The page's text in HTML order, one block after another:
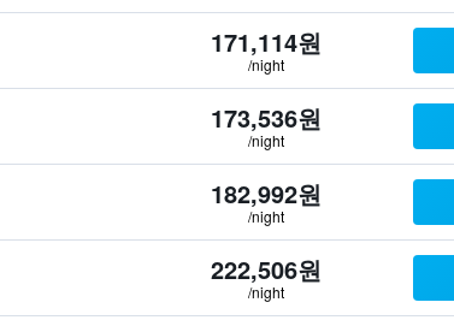
171,114원
/night
173,536원
/night
182,992원
/night
222,506원
/night